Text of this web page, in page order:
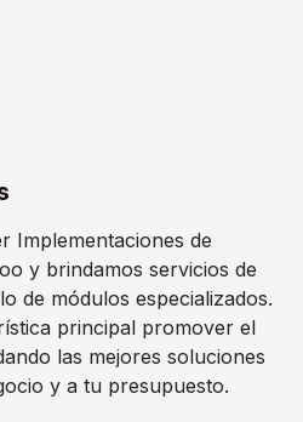
Implementaciones de
y brindamos servicios de
de módulos especializados.
principal promover el
las mejores soluciones
y a tu presupuesto.